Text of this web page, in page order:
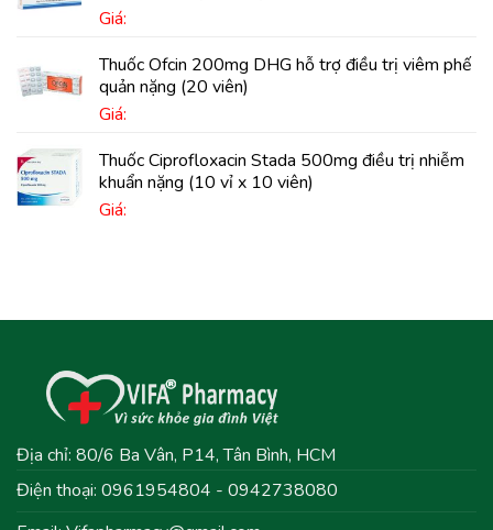
Giá:
Thuốc Ofcin 200mg DHG hỗ trợ điều trị viêm phế
quản nặng (20 viên)
Giá:
Thuốc Ciprofloxacin Stada 500mg điều trị nhiễm
khuẩn nặng (10 vỉ x 10 viên)
Giá:
Địa chỉ: 80/6 Ba Vân, P14, Tân Bình, HCM
Điện thoại: 0961954804 - 0942738080